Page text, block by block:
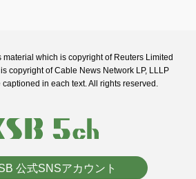
which is copyright of Reuters Limited
copyright of Cable News Network LP, LLLP
in each text. All rights reserved.
公式SNSアカウント